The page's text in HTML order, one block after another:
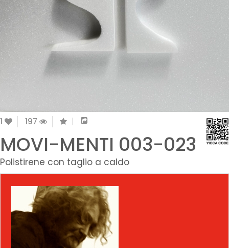
1 197
MOVI-MENTI 003-023
Polistirene con taglio a caldo